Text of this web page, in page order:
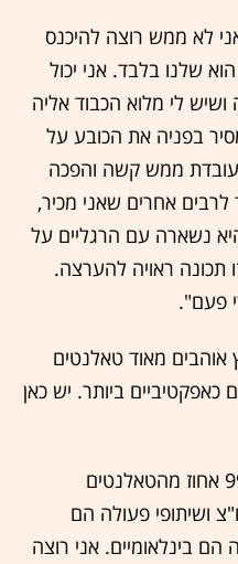
לא ממש רוצה להיכנס
שלנו בלבד. אני יכול
לי מלוא הכבוד אליה
בפניה את הכובע על
ממש קשה והפכה
לרבים אחרים שאני מכיר,
נשארה עם הרגליים על
תכונה ראויה להערצה.
פעם".
מאוד טאלנטים
ביותר. יש כאן
"אם מסתכלים היום על השוק, 99 אחוז מהטאלנטים
ושיתופי פעולה הם
הם בינלאומיים. אני רוצה